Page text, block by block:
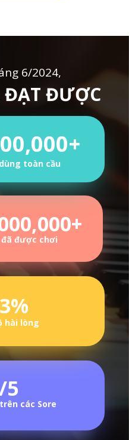
ĐẠT ĐƯỢC
được chơi
toàn cầu
5
các Sore
hài lòng
6/2024,